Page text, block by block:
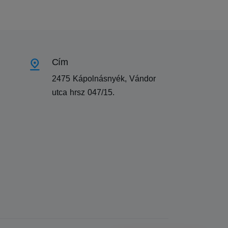
Cím
2475 Kápolnásnyék, Vándor
utca hrsz 047/15.